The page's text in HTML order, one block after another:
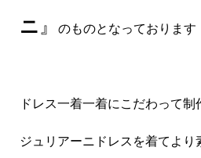
ニ 』 のものとなっております
ドレス一着一着にこだわって制
ジュリアーニドレスを着てよ